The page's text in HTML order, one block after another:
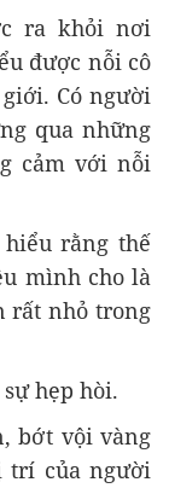
ra khỏi nơi
được nỗi cô
Có người
qua những
cảm với nỗi
rằng thế
mình cho là
rất nhỏ trong
hẹp hòi.
bớt vội vàng
trí của người